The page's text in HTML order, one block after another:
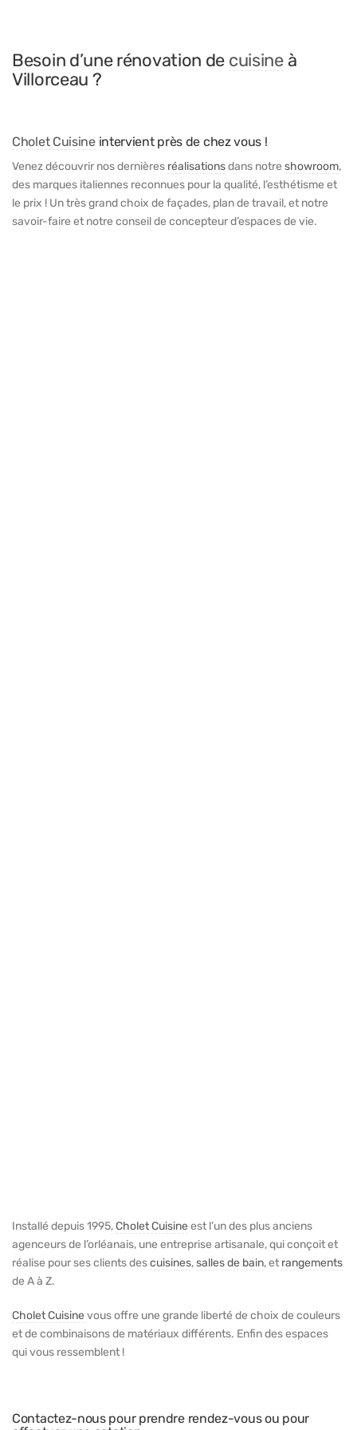
Besoin d’une rénovation de cuisineà
Villorceau ?
Cholet Cuisineintervient près de chez vous !
Venez découvrir nos dernières réalisationsdans notre showroom,
des marques italiennes reconnues pour la qualité, l’esthétisme et
le prix ! Un très grand choix de façades, plan de travail, et notre
savoir-faire et notre conseil de concepteur d’espaces de vie.
Installé depuis 1995,Cholet Cuisine est l’un des plus anciens
agenceurs de l’orléanais, une entreprise artisanale, qui conçoit et
réalise pour ses clients descuisines,salles de bain, et rangements
de A à Z.
Cholet Cuisine vous offre une grande liberté de choix de couleurs
et de combinaisons de matériaux différents. Enfin des espaces
qui vous ressemblent !
Contactez-nous pour prendre rendez-vous ou pour